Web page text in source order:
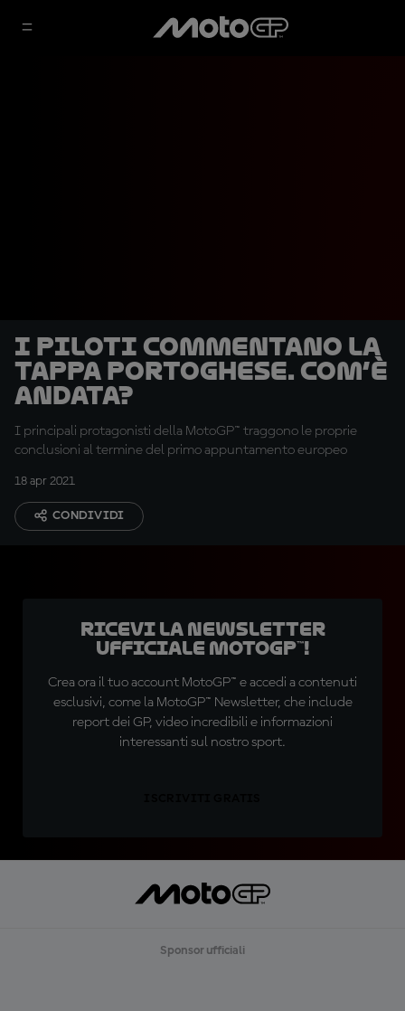
I piloti commentano la
tappa portoghese. Com’è
andata?
I principali protagonisti della MotoGP™ traggono le proprie
conclusioni al termine del primo appuntamento europeo
18 apr 2021
CONDIVIDI
Ricevi la newsletter
ufficiale MotoGP™!
Crea ora il tuo account MotoGP™ e accedi a contenuti
esclusivi, come la MotoGP™ Newsletter, che include
report dei GP, video incredibili e informazioni
interessanti sul nostro sport.
Sponsor ufficiali